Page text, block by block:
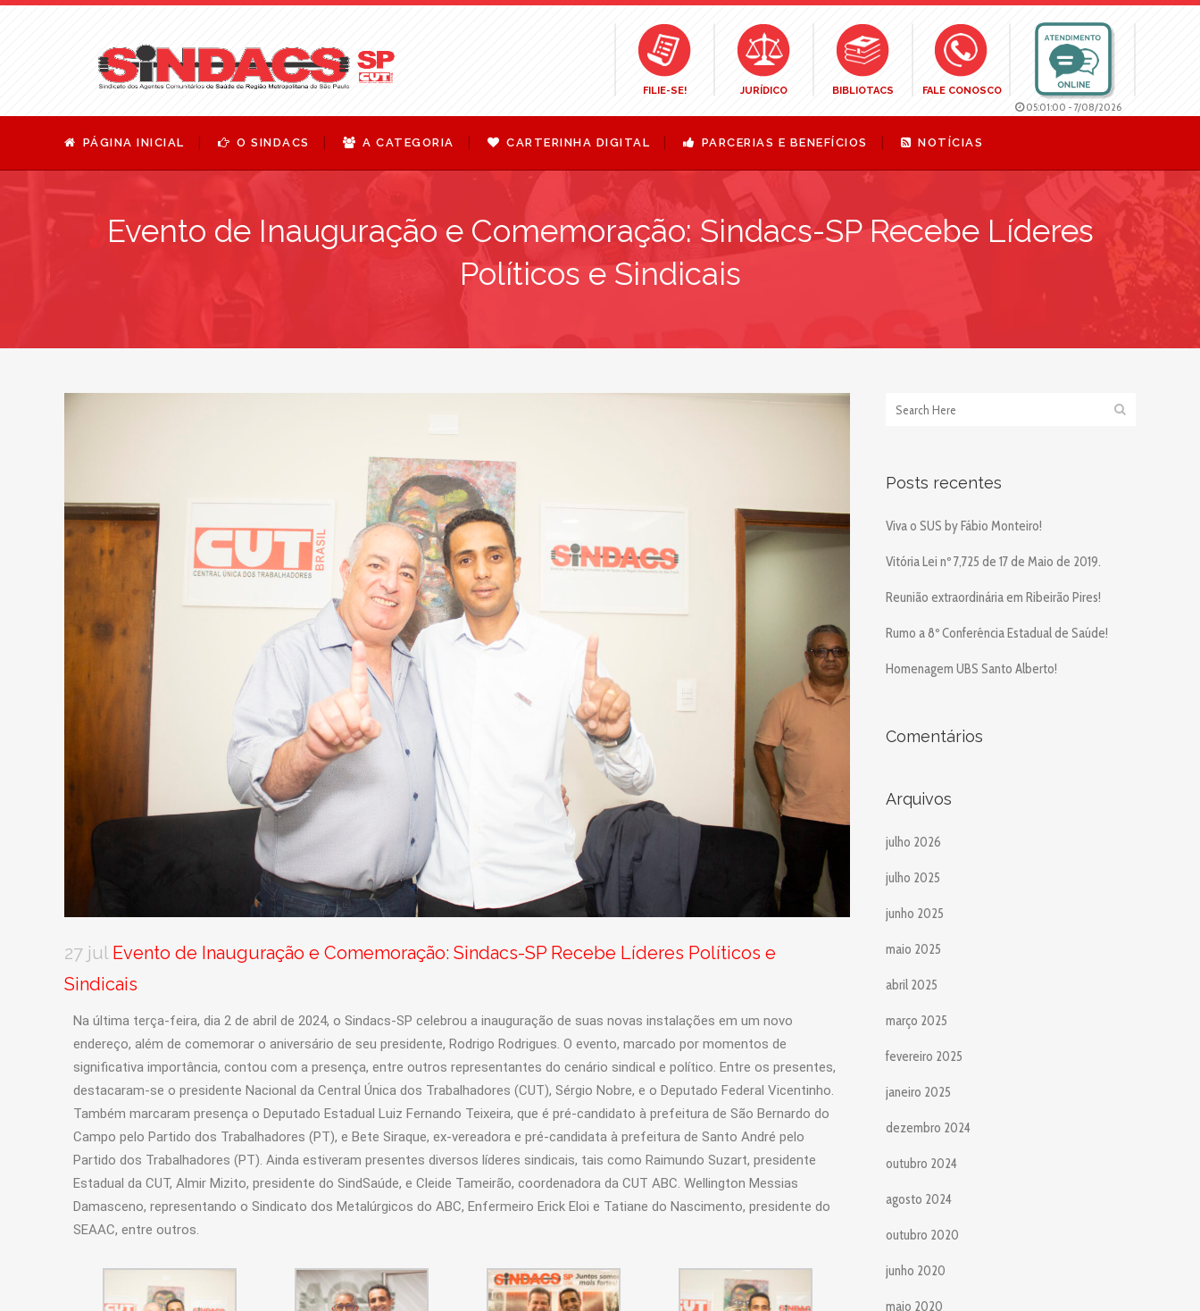
05:01:00 - 7/08/2026
FILIE-SE! JURÍDICO BIBLIOTACS FALE CONOSCO
PÁGINA INICIAL O SINDACS A CATEGORIA CARTERINHA DIGITAL PARCERIAS E BENEFÍCIOS NOTÍCIAS
Evento de Inauguração e Comemoração: Sindacs-SP Recebe Líderes
Políticos e Sindicais
27 jul Evento de Inauguração e Comemoração: Sindacs-SP Recebe Líderes Políticos e
Sindicais
Na última terça-feira, dia 2 de abril de 2024, o Sindacs-SP celebrou a inauguração de suas novas instalações em um novo
endereço, além de comemorar o aniversário de seu presidente, Rodrigo Rodrigues. O evento, marcado por momentos de
significativa importância, contou com a presença, entre outros representantes do cenário sindical e político. Entre os presentes,
destacaram-se o presidente Nacional da Central Única dos Trabalhadores (CUT), Sérgio Nobre, e o Deputado Federal Vicentinho.
Também marcaram presença o Deputado Estadual Luiz Fernando Teixeira, que é pré-candidato à prefeitura de São Bernardo do
Campo pelo Partido dos Trabalhadores (PT), e Bete Siraque, ex-vereadora e pré-candidata à prefeitura de Santo André pelo
Partido dos Trabalhadores (PT). Ainda estiveram presentes diversos líderes sindicais, tais como Raimundo Suzart, presidente
Estadual da CUT, Almir Mizito, presidente do SindSaúde, e Cleide Tameirão, coordenadora da CUT ABC. Wellington Messias
Damasceno, representando o Sindicato dos Metalúrgicos do ABC, Enfermeiro Erick Eloi e Tatiane do Nascimento, presidente do
SEAAC, entre outros.
Posts recentes
Viva o SUS by Fábio Monteiro!
Vitória Lei nº 7,725 de 17 de Maio de 2019.
Reunião extraordinária em Ribeirão Pires!
Rumo a 8º Conferência Estadual de Saúde!
Homenagem UBS Santo Alberto!
Comentários
Arquivos
julho 2026
julho 2025
junho 2025
maio 2025
abril 2025
março 2025
fevereiro 2025
janeiro 2025
dezembro 2024
outubro 2024
agosto 2024
outubro 2020
junho 2020
maio 2020